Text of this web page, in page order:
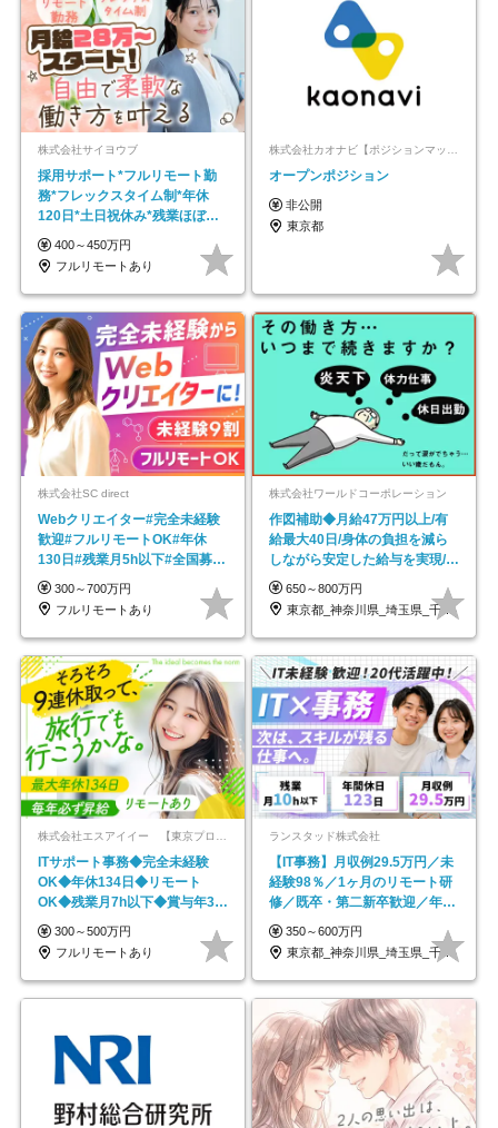
株式会社サイヨウブ
採用サポート*フルリモート勤
務*フレックスタイム制*年休
120日*土日祝休み*残業ほぼな
し*育児中社員8割以上
400～450万円
フルリモートあり
株式会社カオナビ【ポジションマッチ登録】
オープンポジション
非公開
東京都
株式会社SC direct
Webクリエイター#完全未経験
歓迎#フルリモートOK#年休
130日#残業月5h以下#全国募集
#最大1年の研修
300～700万円
フルリモートあり
株式会社ワールドコーポレーション
作図補助◆月給47万円以上/有
給最大40日/身体の負担を減ら
しながら安定した給与を実現/転
勤なし/p10
650～800万円
東京都_神奈川県_埼玉県_千葉県_大阪府…
株式会社エスアイイー 【東京プロマーケット上場】
ITサポート事務◆完全未経験
OK◆年休134日◆リモート
OK◆残業月7h以下◆賞与年3回
◆5年目まで必ず昇給
300～500万円
フルリモートあり
ランスタッド株式会社
【IT事務】月収例29.5万円／未
経験98％／1ヶ月のリモート研
修／既卒・第二新卒歓迎／年間
休日123日/OW
350～600万円
東京都_神奈川県_埼玉県_千葉県_大阪府…